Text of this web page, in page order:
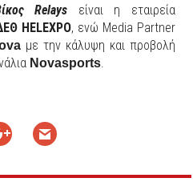
Relays είναι η εταιρεία
HELEXPO, ενώ Media Partner
με την κάλυψη και προβολή
Novasports